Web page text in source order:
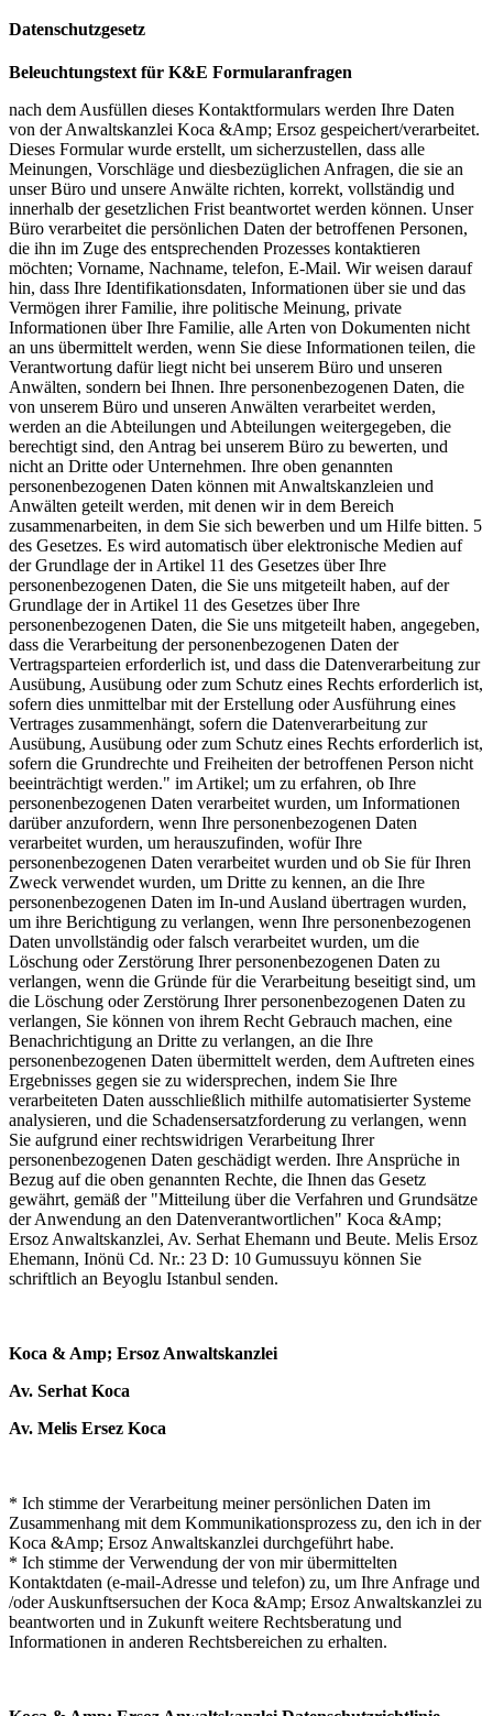
Datenschutzgesetz
Beleuchtungstext für K&E Formularanfragen
nach dem Ausfüllen dieses Kontaktformulars werden Ihre Daten
von der Anwaltskanzlei Koca &Amp; Ersoz gespeichert/verarbeitet.
Dieses Formular wurde erstellt, um sicherzustellen, dass alle
Meinungen, Vorschläge und diesbezüglichen Anfragen, die sie an
unser Büro und unsere Anwälte richten, korrekt, vollständig und
innerhalb der gesetzlichen Frist beantwortet werden können. Unser
Büro verarbeitet die persönlichen Daten der betroffenen Personen,
die ihn im Zuge des entsprechenden Prozesses kontaktieren
möchten; Vorname, Nachname, telefon, E-Mail. Wir weisen darauf
hin, dass Ihre Identifikationsdaten, Informationen über sie und das
Vermögen ihrer Familie, ihre politische Meinung, private
Informationen über Ihre Familie, alle Arten von Dokumenten nicht
an uns übermittelt werden, wenn Sie diese Informationen teilen, die
Verantwortung dafür liegt nicht bei unserem Büro und unseren
Anwälten, sondern bei Ihnen. Ihre personenbezogenen Daten, die
von unserem Büro und unseren Anwälten verarbeitet werden,
werden an die Abteilungen und Abteilungen weitergegeben, die
berechtigt sind, den Antrag bei unserem Büro zu bewerten, und
nicht an Dritte oder Unternehmen. Ihre oben genannten
personenbezogenen Daten können mit Anwaltskanzleien und
Anwälten geteilt werden, mit denen wir in dem Bereich
zusammenarbeiten, in dem Sie sich bewerben und um Hilfe bitten. 5
des Gesetzes. Es wird automatisch über elektronische Medien auf
der Grundlage der in Artikel 11 des Gesetzes über Ihre
personenbezogenen Daten, die Sie uns mitgeteilt haben, auf der
Grundlage der in Artikel 11 des Gesetzes über Ihre
personenbezogenen Daten, die Sie uns mitgeteilt haben, angegeben,
dass die Verarbeitung der personenbezogenen Daten der
Vertragsparteien erforderlich ist, und dass die Datenverarbeitung zur
Ausübung, Ausübung oder zum Schutz eines Rechts erforderlich ist,
sofern dies unmittelbar mit der Erstellung oder Ausführung eines
Vertrages zusammenhängt, sofern die Datenverarbeitung zur
Ausübung, Ausübung oder zum Schutz eines Rechts erforderlich ist,
sofern die Grundrechte und Freiheiten der betroffenen Person nicht
beeinträchtigt werden." im Artikel; um zu erfahren, ob Ihre
personenbezogenen Daten verarbeitet wurden, um Informationen
darüber anzufordern, wenn Ihre personenbezogenen Daten
verarbeitet wurden, um herauszufinden, wofür Ihre
personenbezogenen Daten verarbeitet wurden und ob Sie für Ihren
Zweck verwendet wurden, um Dritte zu kennen, an die Ihre
personenbezogenen Daten im In-und Ausland übertragen wurden,
um ihre Berichtigung zu verlangen, wenn Ihre personenbezogenen
Daten unvollständig oder falsch verarbeitet wurden, um die
Löschung oder Zerstörung Ihrer personenbezogenen Daten zu
verlangen, wenn die Gründe für die Verarbeitung beseitigt sind, um
die Löschung oder Zerstörung Ihrer personenbezogenen Daten zu
verlangen, Sie können von ihrem Recht Gebrauch machen, eine
Benachrichtigung an Dritte zu verlangen, an die Ihre
personenbezogenen Daten übermittelt werden, dem Auftreten eines
Ergebnisses gegen sie zu widersprechen, indem Sie Ihre
verarbeiteten Daten ausschließlich mithilfe automatisierter Systeme
analysieren, und die Schadensersatzforderung zu verlangen, wenn
Sie aufgrund einer rechtswidrigen Verarbeitung Ihrer
personenbezogenen Daten geschädigt werden. Ihre Ansprüche in
Bezug auf die oben genannten Rechte, die Ihnen das Gesetz
gewährt, gemäß der "Mitteilung über die Verfahren und Grundsätze
der Anwendung an den Datenverantwortlichen" Koca &Amp;
Ersoz Anwaltskanzlei, Av. Serhat Ehemann und Beute. Melis Ersoz
Ehemann, Inönü Cd. Nr.: 23 D: 10 Gumussuyu können Sie
schriftlich an Beyoglu Istanbul senden.
Koca & Amp; Ersoz Anwaltskanzlei
Av. Serhat Koca
Av. Melis Ersez Koca
* Ich stimme der Verarbeitung meiner persönlichen Daten im
Zusammenhang mit dem Kommunikationsprozess zu, den ich in der
Koca &Amp; Ersoz Anwaltskanzlei durchgeführt habe.
* Ich stimme der Verwendung der von mir übermittelten
Kontaktdaten (e-mail-Adresse und telefon) zu, um Ihre Anfrage und
/oder Auskunftsersuchen der Koca &Amp; Ersoz Anwaltskanzlei zu
beantworten und in Zukunft weitere Rechtsberatung und
Informationen in anderen Rechtsbereichen zu erhalten.